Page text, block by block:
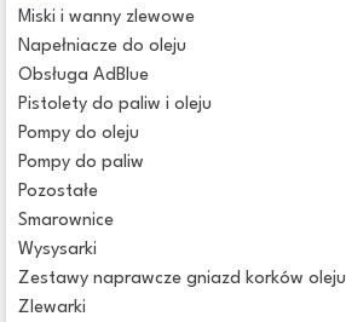
Miski i wanny zlewowe
Napełniacze do oleju
Obsługa AdBlue
Pistolety do paliw i oleju
Pompy do oleju
Pompy do paliw
Pozostałe
Smarownice
Wysysarki
Zestawy naprawcze gniazd korków oleju
Zlewarki